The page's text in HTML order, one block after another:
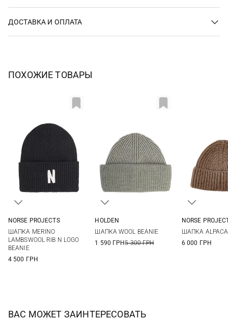
ДОСТАВКА И ОПЛАТА
ПОХОЖИЕ ТОВАРЫ
NORSE PROJECTS
ШАПКА MERINO
LAMBSWOOL RIB N LOGO
BEANIE
4 500 ГРН
HOLDEN
ШАПКА WOOL BEANIE
1 590 ГРН5 300 ГРН
NORSE
ШАПКА ALPACA
6 000 ГРН
ВАС МОЖЕТ ЗАИНТЕРЕСОВАТЬ